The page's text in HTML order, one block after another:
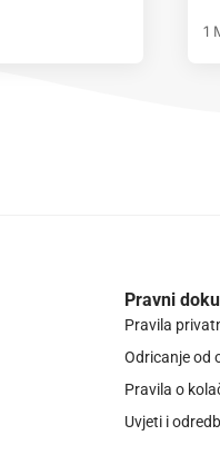
1
Pravni
Pravila
Odricanje od
Pravila o
Uvjeti i